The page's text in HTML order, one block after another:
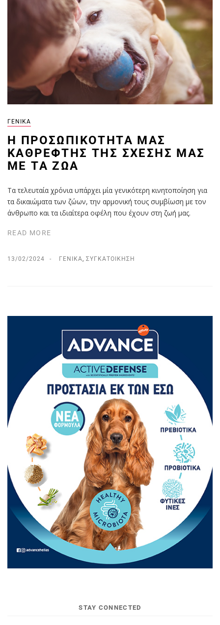
ΓΕΝΙΚΆ
Η ΠΡΟΣΩΠΙΚΌΤΗΤΆ ΜΑΣ
ΚΑΘΡΈΦΤΗΣ ΤΗΣ ΣΧΈΣΗΣ ΜΑΣ
ΜΕ ΤΑ ΖΏΑ
Τα τελευταία χρόνια υπάρχει μία γενικότερη κινητοποίηση για
τα δικαιώματα των ζώων, την αρμονική τους συμβίωση με τον
άνθρωπο και τα ιδιαίτερα οφέλη που έχουν στη ζωή μας.
READ MORE
13/02/2024 ΓΕΝΙΚΆ ΣΥΓΚΑΤΟΊΚΗΣΗ
STAY CONNECTED